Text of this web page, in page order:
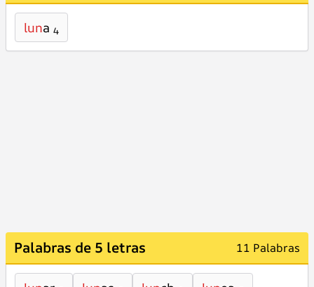
luna 4
Palabras de 5 letras 11 Palabras